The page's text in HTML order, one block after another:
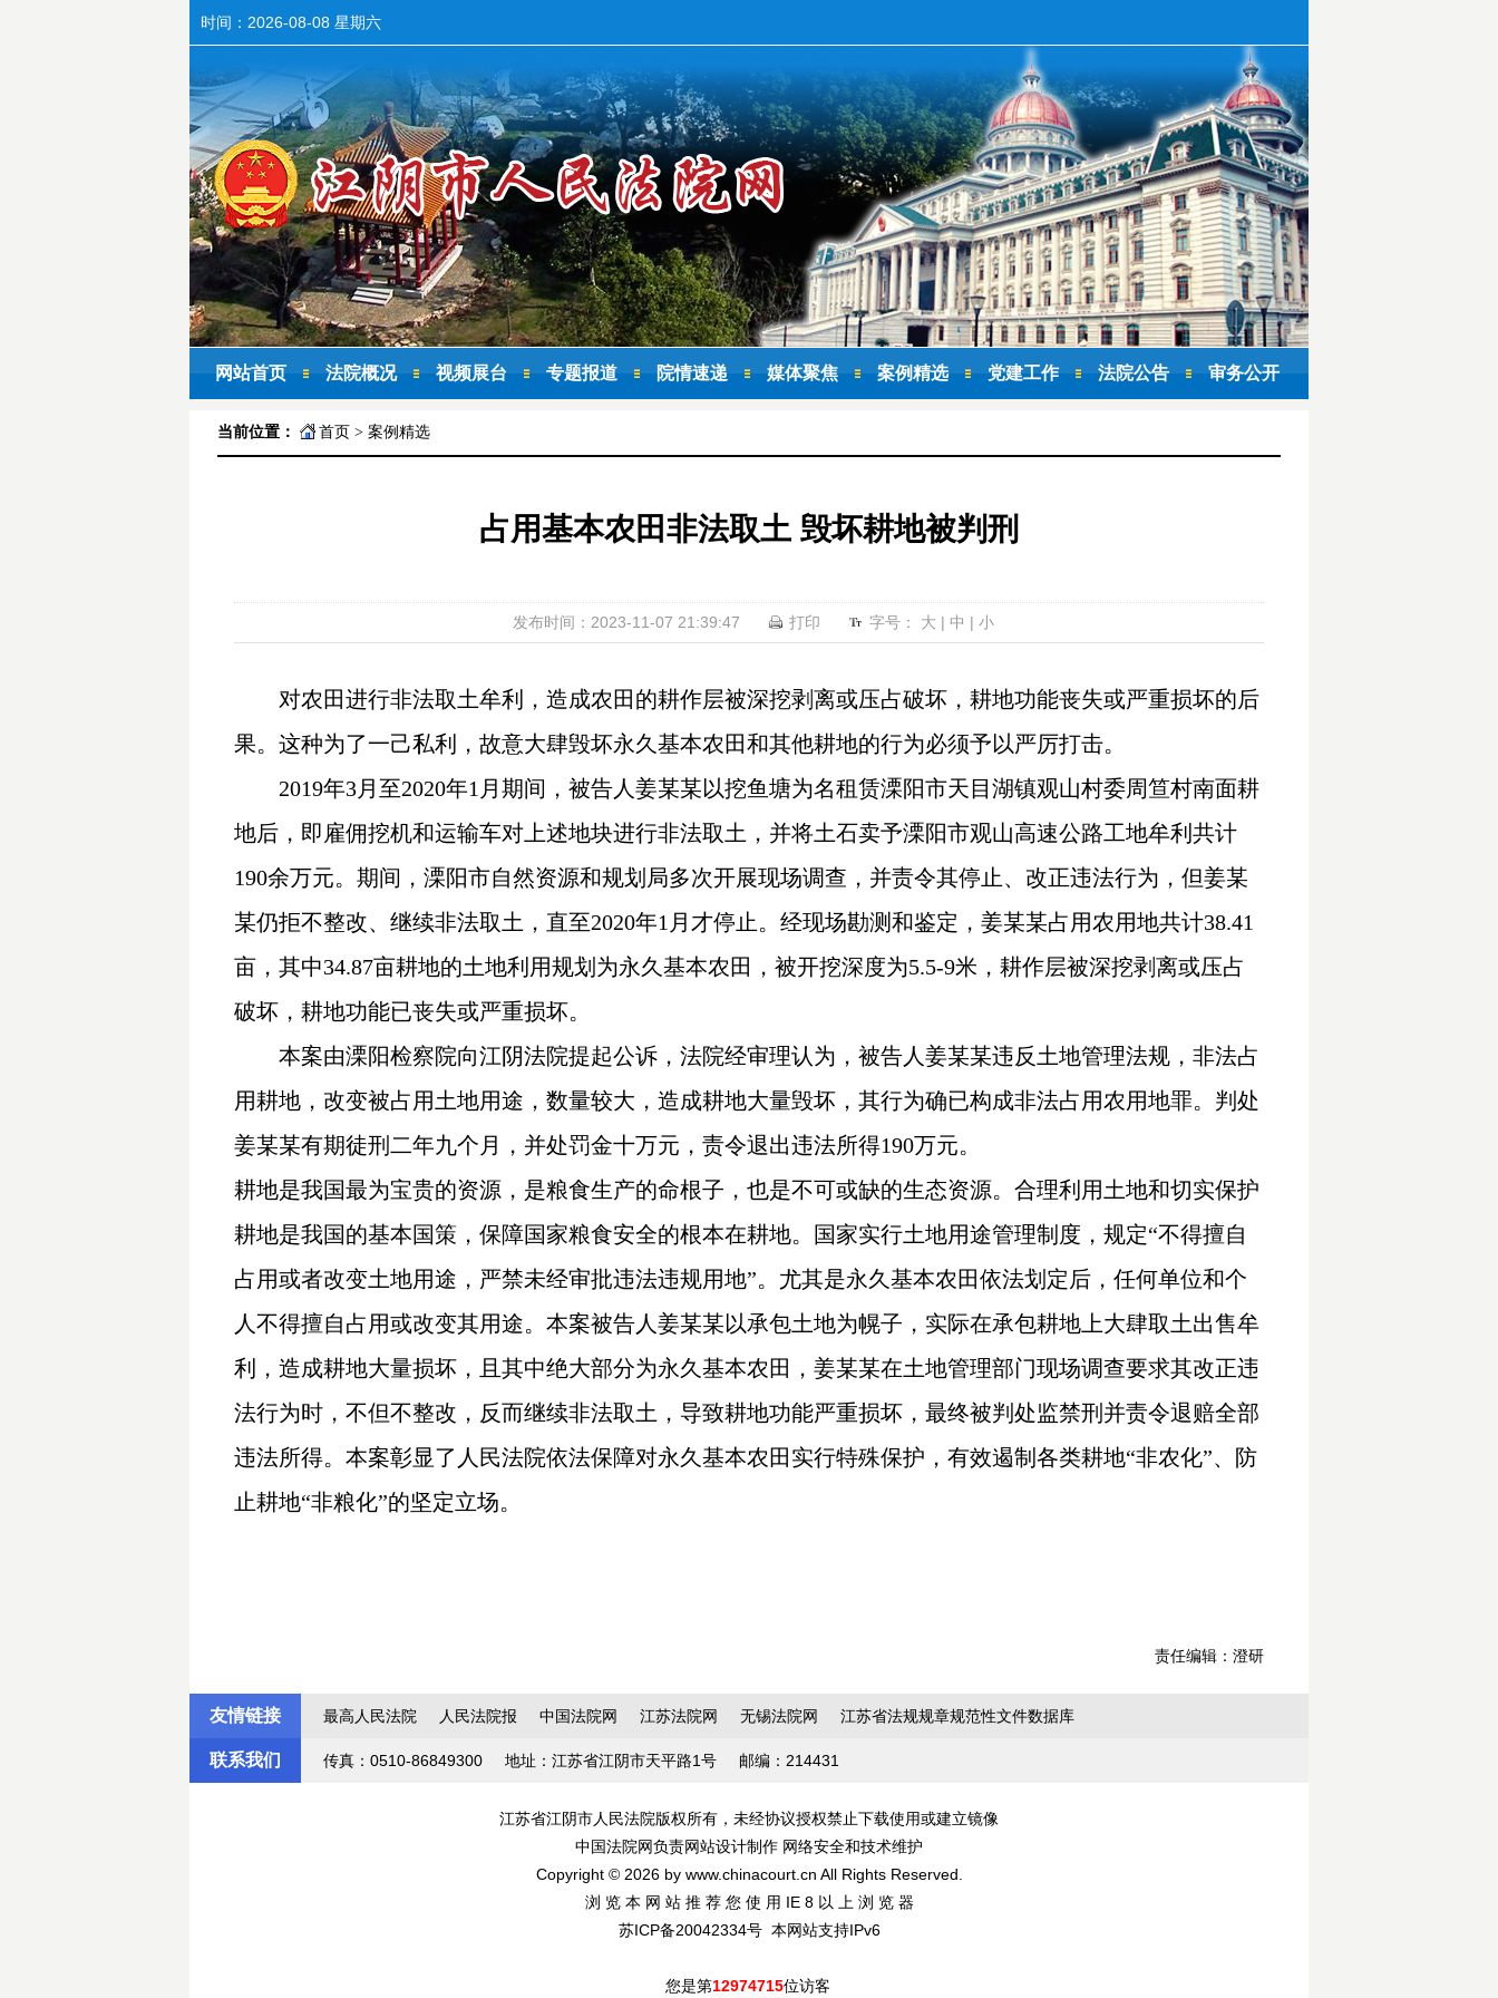
时间： 2026-08-08 星期六
网站首页 法院概况 视频展台 专题报道 院情速递 媒体聚焦 案例精选 党建工作 法院公告 审务公开
当前位置： 首页 > 案例精选
占用基本农田非法取土 毁坏耕地被判刑
发布时间：2023-11-07 21:39:47 打印 字号： 大 | 中 | 小
对农田进行非法取土牟利，造成农田的耕作层被深挖剥离或压占破坏，耕地功能丧失或严重损坏的后
果。这种为了一己私利，故意大肆毁坏永久基本农田和其他耕地的行为必须予以严厉打击。
2019年3月至2020年1月期间，被告人姜某某以挖鱼塘为名租赁溧阳市天目湖镇观山村委周笪村南面耕
地后，即雇佣挖机和运输车对上述地块进行非法取土，并将土石卖予溧阳市观山高速公路工地牟利共计
190余万元。期间，溧阳市自然资源和规划局多次开展现场调查，并责令其停止、改正违法行为，但姜某
某仍拒不整改、继续非法取土，直至2020年1月才停止。经现场勘测和鉴定，姜某某占用农用地共计38.41
亩，其中34.87亩耕地的土地利用规划为永久基本农田，被开挖深度为5.5-9米，耕作层被深挖剥离或压占
破坏，耕地功能已丧失或严重损坏。
本案由溧阳检察院向江阴法院提起公诉，法院经审理认为，被告人姜某某违反土地管理法规，非法占
用耕地，改变被占用土地用途，数量较大，造成耕地大量毁坏，其行为确已构成非法占用农用地罪。判处
姜某某有期徒刑二年九个月，并处罚金十万元，责令退出违法所得190万元。
耕地是我国最为宝贵的资源，是粮食生产的命根子，也是不可或缺的生态资源。合理利用土地和切实保护
耕地是我国的基本国策，保障国家粮食安全的根本在耕地。国家实行土地用途管理制度，规定“不得擅自
占用或者改变土地用途，严禁未经审批违法违规用地”。尤其是永久基本农田依法划定后，任何单位和个
人不得擅自占用或改变其用途。本案被告人姜某某以承包土地为幌子，实际在承包耕地上大肆取土出售牟
利，造成耕地大量损坏，且其中绝大部分为永久基本农田，姜某某在土地管理部门现场调查要求其改正违
法行为时，不但不整改，反而继续非法取土，导致耕地功能严重损坏，最终被判处监禁刑并责令退赔全部
违法所得。本案彰显了人民法院依法保障对永久基本农田实行特殊保护，有效遏制各类耕地“非农化”、防
止耕地“非粮化”的坚定立场。
责任编辑：澄研
友情链接 最高人民法院 人民法院报 中国法院网 江苏法院网 无锡法院网 江苏省法规规章规范性文件数据库
联系我们 传真：0510-86849300 地址：江苏省江阴市天平路1号 邮编：214431
江苏省江阴市人民法院版权所有，未经协议授权禁止下载使用或建立镜像
中国法院网负责网站设计制作 网络安全和技术维护
Copyright © 2026 by www.chinacourt.cn All Rights Reserved.
浏 览 本 网 站 推 荐 您 使 用 IE 8 以 上 浏 览 器
苏ICP备20042334号 本网站支持IPv6
您是第12974715位访客